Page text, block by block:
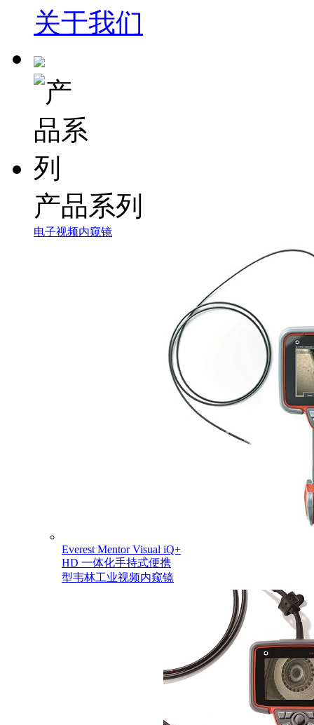
关于我们
产品系列
电子视频内窥镜
Everest Mentor Visual iQ+
HD 一体化手持式便携
型韦林工业视频内窥镜